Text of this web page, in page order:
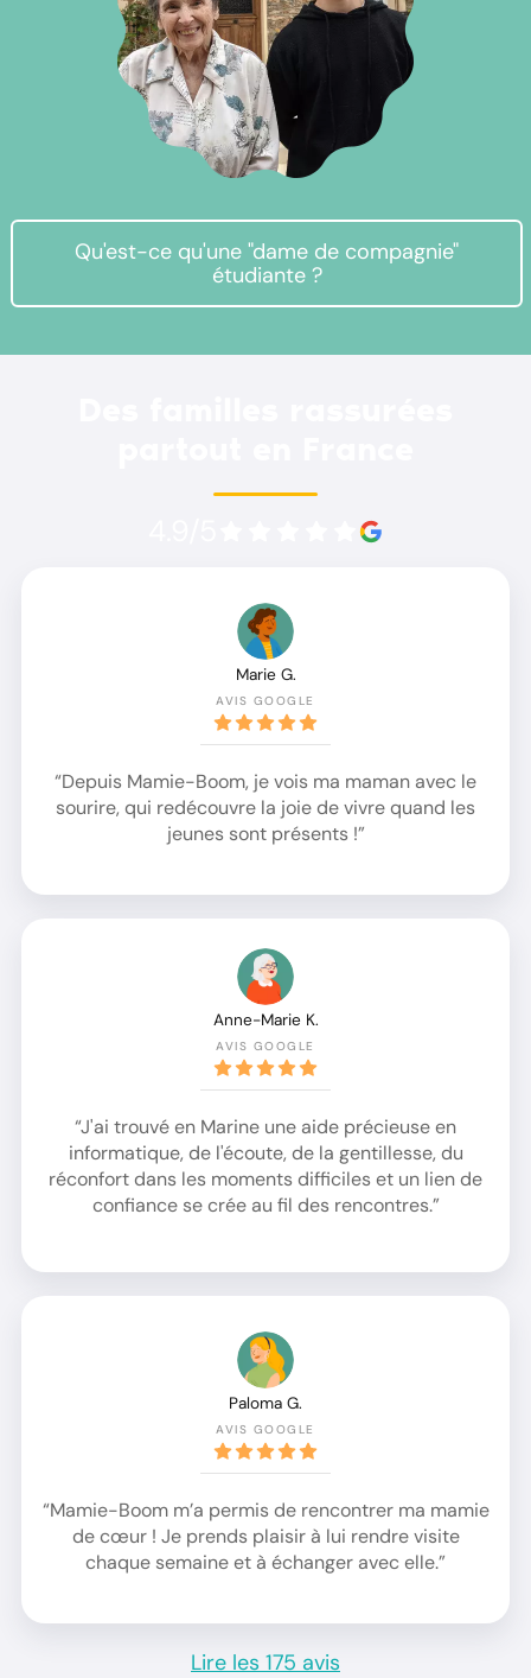
Qu'est-ce qu'une "dame de compagnie"
étudiante ?
Marie G.
AVIS GOOGLE
“Depuis Mamie-Boom, je vois ma maman avec le
sourire, qui redécouvre la joie de vivre quand les
jeunes sont présents !”
Anne-Marie K.
AVIS GOOGLE
“J'ai trouvé en Marine une aide précieuse en
informatique, de l'écoute, de la gentillesse, du
réconfort dans les moments difficiles et un lien de
confiance se crée au fil des rencontres.”
Paloma G.
AVIS GOOGLE
“Mamie-Boom m’a permis de rencontrer ma mamie
de cœur ! Je prends plaisir à lui rendre visite
chaque semaine et à échanger avec elle.”
Lire les 175 avis